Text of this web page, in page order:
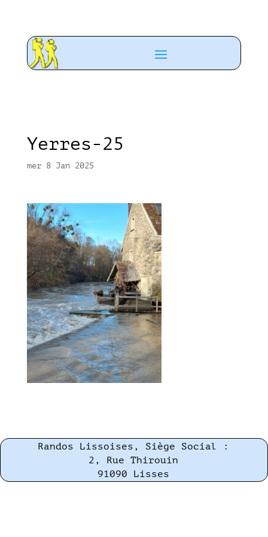
Yerres-25
mer 8 Jan 2025
Randos Lissoises, Siège Social :
2, Rue Thirouin
91090 Lisses